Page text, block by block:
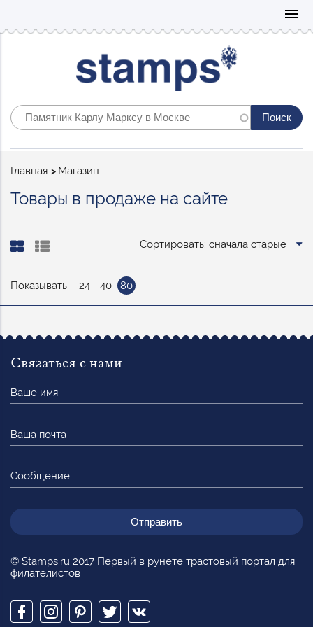
menu
Строка
Главная Магазин
Товары в продаже на сайте
Сортировать: сначала старые
Показывать 24 40 80
© Stamps.ru 2017 Первый в рунете трастовый портал для
филателистов
Связаться с нами
имя
почта
Сообщение